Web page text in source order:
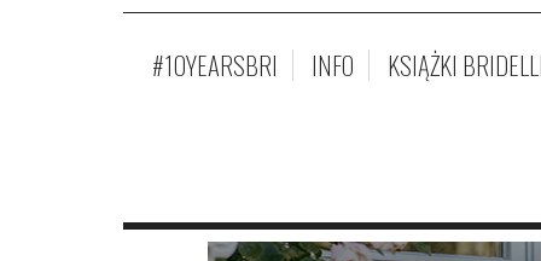
#10YEARSBRI INFO KSIĄŻKI